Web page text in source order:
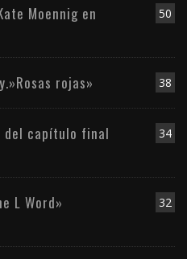
50
Moennig en
38
rojas»
34
del capítulo final
32
L Word»